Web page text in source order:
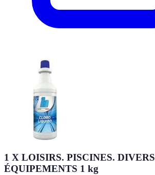
1 X LOISIRS. PISCINES. DIVERS
ÉQUIPEMENTS 1 kg